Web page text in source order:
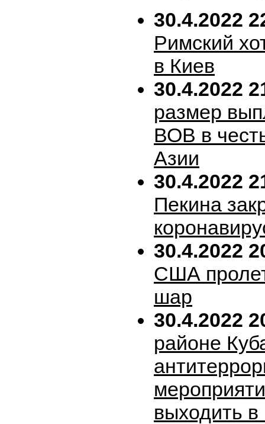
30.4.2022
Римский
в Киев
30.4.2022
размер
ВОВ в
Азии
30.4.2022
Пекина
30.4.2022
США
шар
30.4.2022
районе
выходить